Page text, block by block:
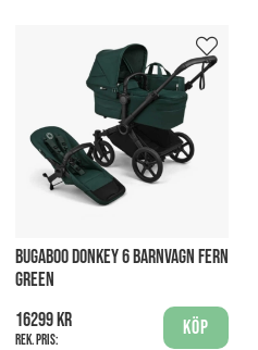
BUGABOO DONKEY 6 BARNVAGN FERN
GREEN
16299 kr
Rek. pris:
Köp